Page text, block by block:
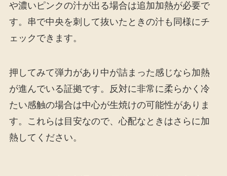
や濃いピンクの汁が出る場合は追加加熱が必要で
す。串で中央を刺して抜いたときの汁も同様にチ
ェックできます。
押してみて弾力があり中が詰まった感じなら加熱
が進んでいる証拠です。反対に非常に柔らかく冷
たい感触の場合は中心が生焼けの可能性がありま
す。これらは目安なので、心配なときはさらに加
熱してください。